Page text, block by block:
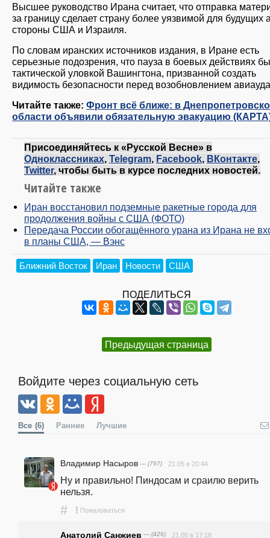
Высшее руководство Ирана считает, что отправка
за границу сделает страну более уязвимой для будущих
стороны США и Израиля.
По словам иранских источников издания, в Иране есть
серьезные подозрения, что пауза в боевых действиях
тактической уловкой Вашингтона, призванной создать
видимость безопасности перед возобновлением
Читайте также: Фронт всё ближе: в
области объявили обязательную эвакуацию
Присоединяйтесь к «Русской Весне» в
Одноклассниках Telegram Facebook ВКонтакте
Twitter, чтобы быть в курсе последних новостей.
Читайте также
Иран восстановил подземные ракетные города для
продолжения войны с США (ФОТО)
Передача России обогащённого урана из Ирана не
в планы США, — Вэнс
Ближний Восток Иран Новости США
ПОДЕЛИТЬСЯ
Предыдущая страница
Войдите через социальную сеть
Все (6) Ранние Лучшие
Владимир Насыров — (797) 21.05 в 20:44
Ну и правильно! Пиндосам и сраилю верить
нельзя.
# ! Пожаловаться
Анатолий Санжиев — (426) 21.05 в 17:18